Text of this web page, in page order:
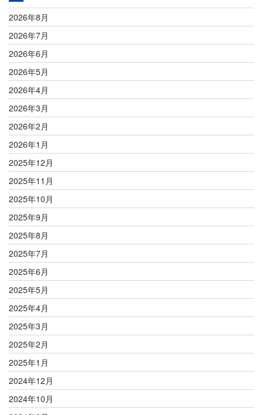
2026年8月
2026年7月
2026年6月
2026年5月
2026年4月
2026年3月
2026年2月
2026年1月
2025年12月
2025年11月
2025年10月
2025年9月
2025年8月
2025年7月
2025年6月
2025年5月
2025年4月
2025年3月
2025年2月
2025年1月
2024年12月
2024年10月